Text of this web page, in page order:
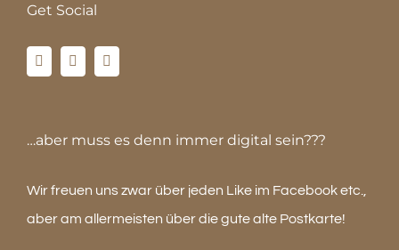
Get Social
…aber muss es denn immer digital sein???
Wir freuen uns zwar über jeden Like im Facebook etc.,
aber am allermeisten über die gute alte Postkarte!